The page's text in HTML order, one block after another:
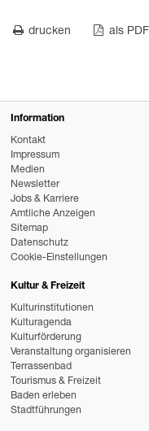
drucken als PDF
Information
Kontakt
Impressum
Medien
Newsletter
Jobs & Karriere
Amtliche Anzeigen
Sitemap
Datenschutz
Cookie-Einstellungen
Kultur & Freizeit
Kulturinstitutionen
Kulturagenda
Kulturförderung
Veranstaltung organisieren
Terrassenbad
Tourismus & Freizeit
Baden erleben
Stadtführungen